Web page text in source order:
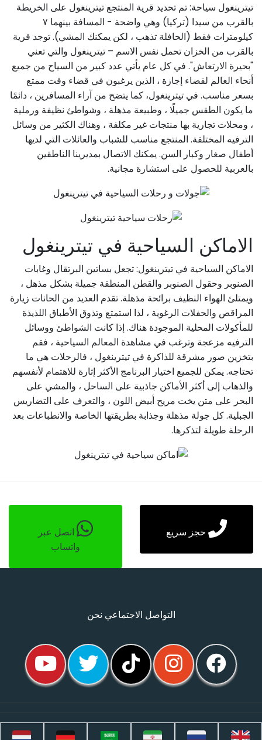
تيترينغول سياحة: تم تحديد قرية المنتجع تيترينغول على الخريطة
بالقرب من سيدا (تركيا) وهي واضحة - المسافة بينهما ۷
كيلومترات فقط (الحافلة تذهب ، لكن يمكنك المشي). توجد قرية
بالقرب من الخزان تحمل نفس الاسم – تيترينغول والتي تعني
"بحيرة الارتعاش". في كل عام يأتي عدد كبير من السياح من جميع
أنحاء العالم لقضاء إجازة ، الذين يرغبون في قضاء وقت ممتع
بسعر مناسب. في تيترينغول، كما يتضح من آراء المسافرين ، دائمًا
ما يكون الطقس جميلًا ، وطبيعة مذهلة ، وشواطئ نظيفة ورملية
، ومحلات تجارية بها منتجات غير مكلفة ، وهناك الكثير من وسائل
الترفيه المختلفة. المنتجع مناسب للشباب والعائلات التي لديها
أطفال صغار وكبار السن. يمكنك الاتصال بمديرينا الناطقين
بالعربية للحصول على استشارة مجانية.
الاماكن السياحية في تيترينغول
الاماكن السياحية في تيترينغول: تجعل بساتين البرتقال وغابات
الصنوبر وحقول الصنوبر والقطن المنطقة جميلة بشكل مذهل ،
ويمتلئ الهواء النظيف برائحة مذهلة. تقدم العديد من الحانات زيارة
المراقص والحفلات الرغوية ، لذا استمتع وتذوق الأطباق اللذيذة
للمأكولات المحلية الموجودة هناك. إذا كانت الشواطئ ووسائل
الترفيه مزعجة وترغب في مشاهدة المعالم السياحية ، فقم
بتخزين صور مشرقة للذاكرة في تيترينغول ، فالرحلات هي ما
تحتاجه. يمكن للجميع اختيار البرنامج الأكثر إثارة للاهتمام لأنفسهم
والذهاب إلى أكثر الأماكن جاذبية على الساحل ، والمشي على
البحر على متن يخت مريح أبيض اللون ، والتعرف على التضاريس
الجبلية. كل جولة مذهلة وجذابة بطريقتها الخاصة والانطباعات بعد
الرحلة طويلة لتذكرها.
حجز سريع
اتصل عبر
واتساب
التواصل الاجتماعي نحن